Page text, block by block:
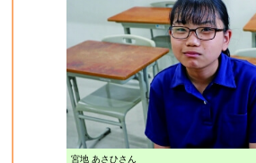
宮地 あさひさん